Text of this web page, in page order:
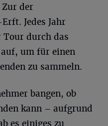
der
Jedes Jahr
Tour durch das
um für einen
zu sammeln.
bangen, ob
kann – aufgrund
es einiges zu